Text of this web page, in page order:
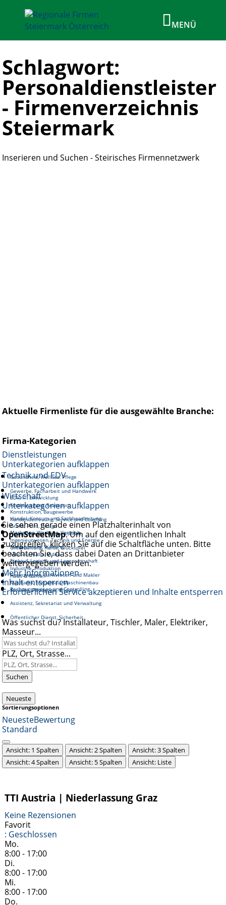
Schlagwort:
Personaldienstleister
- Firmenverzeichnis
Steiermark
Inserieren und Suchen - Steirisches Firmennetzwerk
Aktuelle Firmenliste für die ausgewählte Branche:
Firma-Kategorien
Dienstleistungen
Unterkategorien aufklappen
Gesundheit, Wellnes, Pflege
Gewerbe, Facharbeit und Handwerk
Fortbewegung, Transport
Kundenbetreuung, Service und Coaching
Reinigung und Hauswirtschaft
Unterhaltung, Kunst, Glückspiel
Gastronomie, Tourismus
Haus & Garten
Soziales, Pädagogik, Bildung
Technik und EDV
Unterkategorien aufklappen
EDV, IT, Entwicklung
Konstruktion, Baugewerbe
Grafik, Print, Design
Ingenieurwesen, Technik und Energie
Medien, Audio, Video
Industrie, Produktion
Mechanik, Metallbau, Maschinenbau
Wirtschaft
Unterkategorien aufklappen
Handel, Konsum und Sachbearbeitung
Marketing, Werbung, Vertrieb
Management, Führung
Einkauf, Logistik und Lagerwirtschaft
Finanzwesen, Bankwesen und Makler
Rechnungswesen und Controlling
Assistenz, Sekretariat und Verwaltung
Öffentlicher Dienst, Sicherheit
Sie sehen gerade einen Platzhalterinhalt von
OpenStreetMap. Um auf den eigentlichen Inhalt
zuzugreifen, klicken Sie auf die Schaltfläche unten. Bitte
beachten Sie, dass dabei Daten an Drittanbieter
weitergegeben werden.
Mehr Informationen
Inhalt entsperren
Erforderlichen Service akzeptieren und Inhalte entsperren
Was suchst du? Installateur, Tischler, Maler, Elektriker,
Masseur...
PLZ, Ort, Strasse...
Suchen
Neueste
Sortierungsoptionen
NeuesteBewertung
Standard
Ansicht: 1 Spalten Ansicht: 2 Spalten
Ansicht: 3 Spalten
Ansicht: 4 Spalten
Ansicht: 5 Spalten Ansicht: Liste
TTI Austria | Niederlassung Graz
Keine Rezensionen
Favorit
: Geschlossen
Mo.
8:00 - 17:00
Di.
8:00 - 17:00
Mi.
8:00 - 17:00
Do.